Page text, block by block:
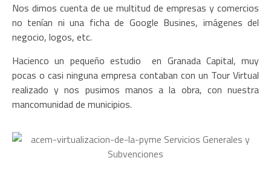
Nos dimos cuenta de ue multitud de empresas y comercios
no tenían ni una ficha de Google Busines, imágenes del
negocio, logos, etc.
Hacienco un pequeño estudio en Granada Capital, muy
pocas o casi ninguna empresa contaban con un Tour Virtual
realizado y nos pusimos manos a la obra, con nuestra
mancomunidad de municipios.